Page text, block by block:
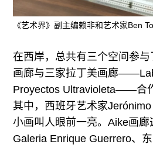
《艺术界》副主编赖非和艺术家Ben
在西岸，总共有三个空间参
画廊与三家拉丁美画廊
Proyectos Ultravioleta——合
其中，西班牙艺术家
小画叫人眼前一亮。Aike画
Galeria Enrique Guerrero、